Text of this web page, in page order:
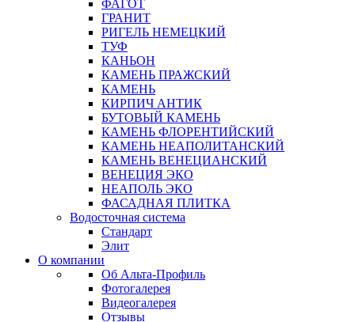
ФАГОТ
ГРАНИТ
РИГЕЛЬ НЕМЕЦКИЙ
ТУФ
КАНЬОН
КАМЕНЬ ПРАЖСКИЙ
КАМЕНЬ
КИРПИЧ АНТИК
БУТОВЫЙ КАМЕНЬ
КАМЕНЬ ФЛОРЕНТИЙСКИЙ
КАМЕНЬ НЕАПОЛИТАНСКИЙ
КАМЕНЬ ВЕНЕЦИАНСКИЙ
ВЕНЕЦИЯ ЭКО
НЕАПОЛЬ ЭКО
ФАСАДНАЯ ПЛИТКА
Водосточная система
Стандарт
Элит
О компании
Об Альта-Профиль
Фотогалерея
Видеогалерея
Отзывы